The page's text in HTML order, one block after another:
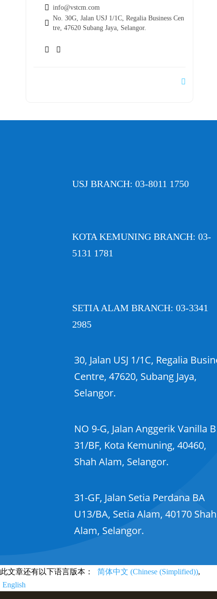
info@vstcm.com
No. 30G, Jalan USJ 1/1C, Regalia Business Cen
tre, 47620 Subang Jaya, Selangor.
USJ BRANCH: 03-8011 1750
KOTA KEMUNING BRANCH: 03-
5131 1781
SETIA ALAM BRANCH: 03-3341
2985
30, Jalan USJ 1/1C, Regalia
Centre, 47620, Subang Jaya,
Selangor.
NO 9-G, Jalan Anggerik Vanilla
31/BF, Kota Kemuning, 40460,
Shah Alam, Selangor.
31-GF, Jalan Setia Perdana BA
U13/BA, Setia Alam, 40170 Shah
Alam, Selangor.
此文章还有以下语言版本： 简体中文 (Chinese (Simplified))
English